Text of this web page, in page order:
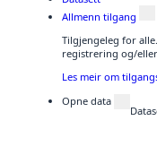
Allmenn tilgang
Tilgjengeleg for
registrering og/
Les meir om
Opne data